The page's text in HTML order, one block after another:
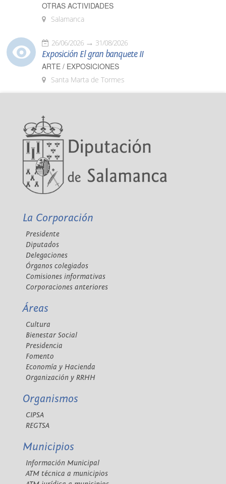
OTRAS ACTIVIDADES
Salamanca
26/06/2026 31/08/2026
Exposición El gran banquete II
ARTE / EXPOSICIONES
Santa Marta de Tormes
La Corporación
Presidente
Diputados
Delegaciones
Órganos colegiados
Comisiones informativas
Corporaciones anteriores
Áreas
Cultura
Bienestar Social
Presidencia
Fomento
Economía y Hacienda
Organización y RRHH
Organismos
CIPSA
REGTSA
Municipios
Información Municipal
ATM técnica a municipios